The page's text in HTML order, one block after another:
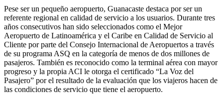
Pese ser un pequeño aeropuerto, Guanacaste destaca por ser un
referente regional en calidad de servicio a los usuarios. Durante tres
años consecutivos han sido seleccionados como el Mejor
Aeropuerto de Latinoamérica y el Caribe en Calidad de Servicio al
Cliente por parte del Consejo Internacional de Aeropuertos a través
de su programa ASQ en la categoría de menos de dos millones de
pasajeros. También es reconocido como la terminal aérea con mayor
progreso y la propia ACI le otorga el certificado “La Voz del
Pasajero” por el resultado de la evaluación que los viajeros hacen de
las condiciones de servicio que tiene el aeropuerto.